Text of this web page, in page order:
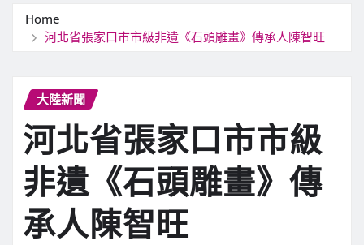
Home
河北省張家口市市級非遺《石頭雕畫》傳承人陳智旺
大陸新聞
河北省張家口市市級
非遺《石頭雕畫》傳
承人陳智旺